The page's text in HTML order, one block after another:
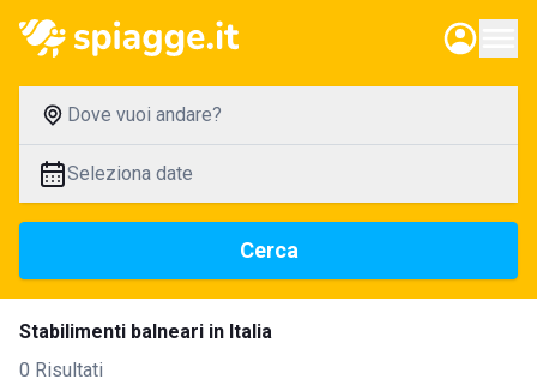
Dove vuoi andare?
Seleziona date
Cerca
Stabilimenti balneari in Italia
0 Risultati